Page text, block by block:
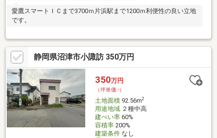
愛鷹スマートＩＣまで3700ｍ片浜駅まで1200ｍ利便性の良い立地
です。
静岡県沼津市小諏訪 350万円
350万円
（坪単価:-）
土地面積92.56m2
用途地域２種中高
建ぺい率60%
容積率200%
建築条件なし